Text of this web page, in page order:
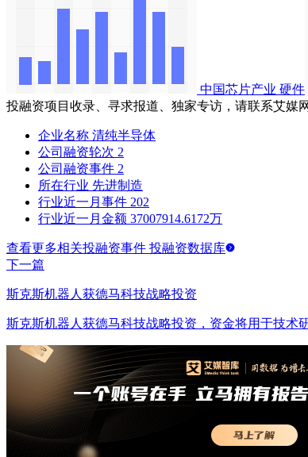
中国芯片产业 硬件
投融资项目收录、寻求报道、独家专访，请联系艾媒
企业名称 清纯半导体
公司融资轮次 2
公司融资事件 2
所在行业 先进制造
行业近一月事件 202
行业近一月金额 37007914.6172万
查看更多相关投融资事件 投融资数据库
下一篇
斯克斯机器人获德马科技战略投资
斯克斯机器人获德马科技战略投资，资金将用于技术